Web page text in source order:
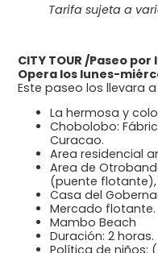
Tarifa sujeta a
CITY TOUR /Paseo por
Opera los lunes-
Este paseo los llevara
La hermosa y
Chobolobo:
Curacao.
Area residencial
Area de
(puente flotante),
Casa del
Mercado flotante.
Mambo Beach
Duración: 2 horas.